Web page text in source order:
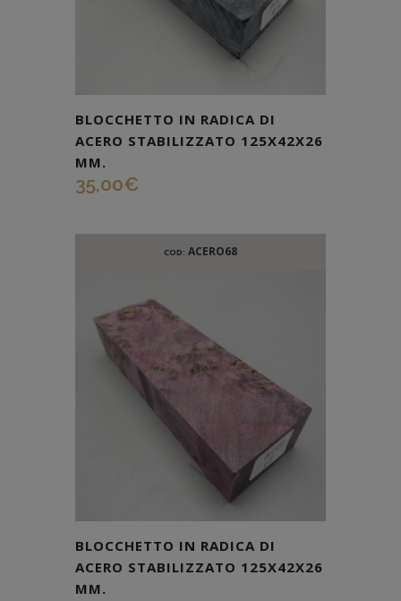
BLOCCHETTO IN RADICA DI
ACERO STABILIZZATO 125X42X26
MM.
35,00€
COD: ACERO68
BLOCCHETTO IN RADICA DI
ACERO STABILIZZATO 125X42X26
MM.